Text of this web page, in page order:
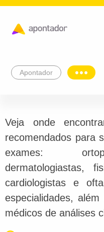
Apontador
Veja onde
recomendados para
exames:
dermatologiastas,
cardiologistas e
especialidades,
médicos de análises